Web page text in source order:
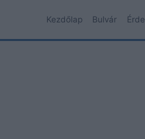
Kezdőlap Bulvár